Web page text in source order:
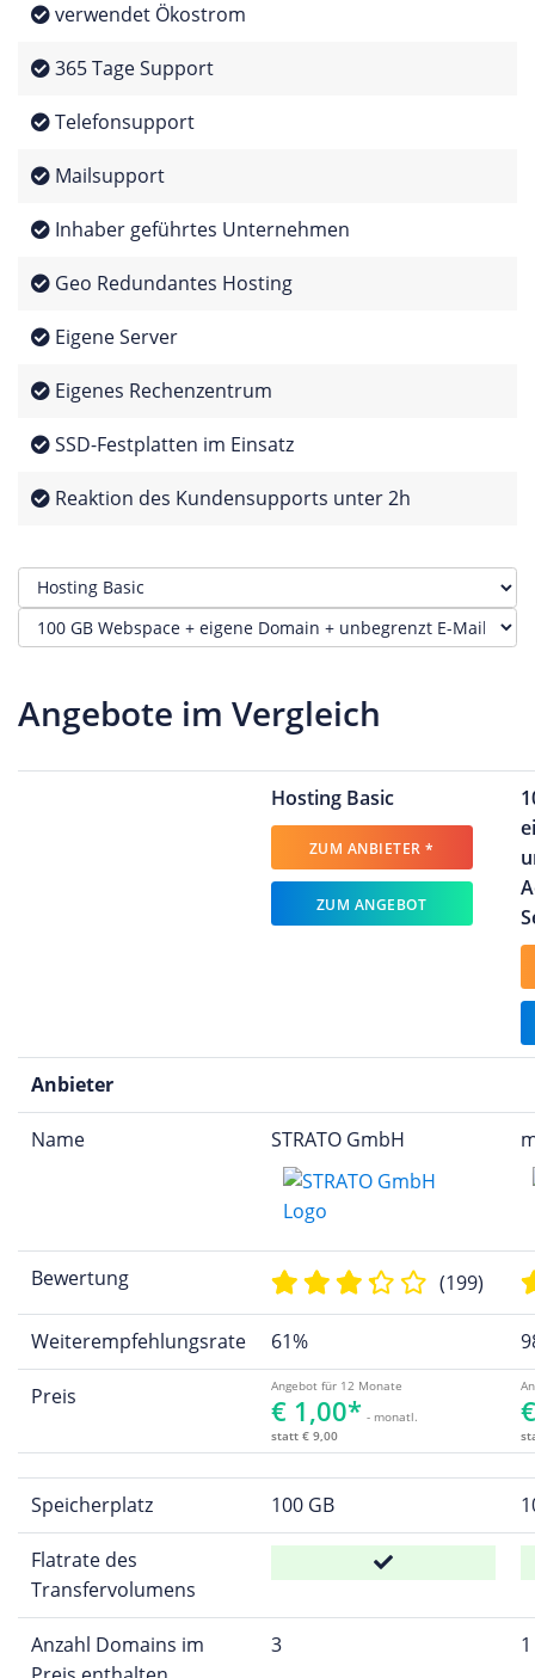
verwendet Ökostrom
365 Tage Support
Telefonsupport
Mailsupport
Inhaber geführtes Unternehmen
Geo Redundantes Hosting
Eigene Server
Eigenes Rechenzentrum
SSD-Festplatten im Einsatz
Reaktion des Kundensupports unter 2h
Angebote im Vergleich
Hosting Basic
ZUM ANBIETER *
ZUM ANGEBOT
Anbieter
Name STRATO GmbH
Bewertung (199)
Weiterempfehlungsrate 61%
Preis Angebot für 12 Monate
€ 1,00* - monatl.
statt € 9,00
Speicherplatz 100 GB
Flatrate des
Transfervolumens
Anzahl Domains im
3 1